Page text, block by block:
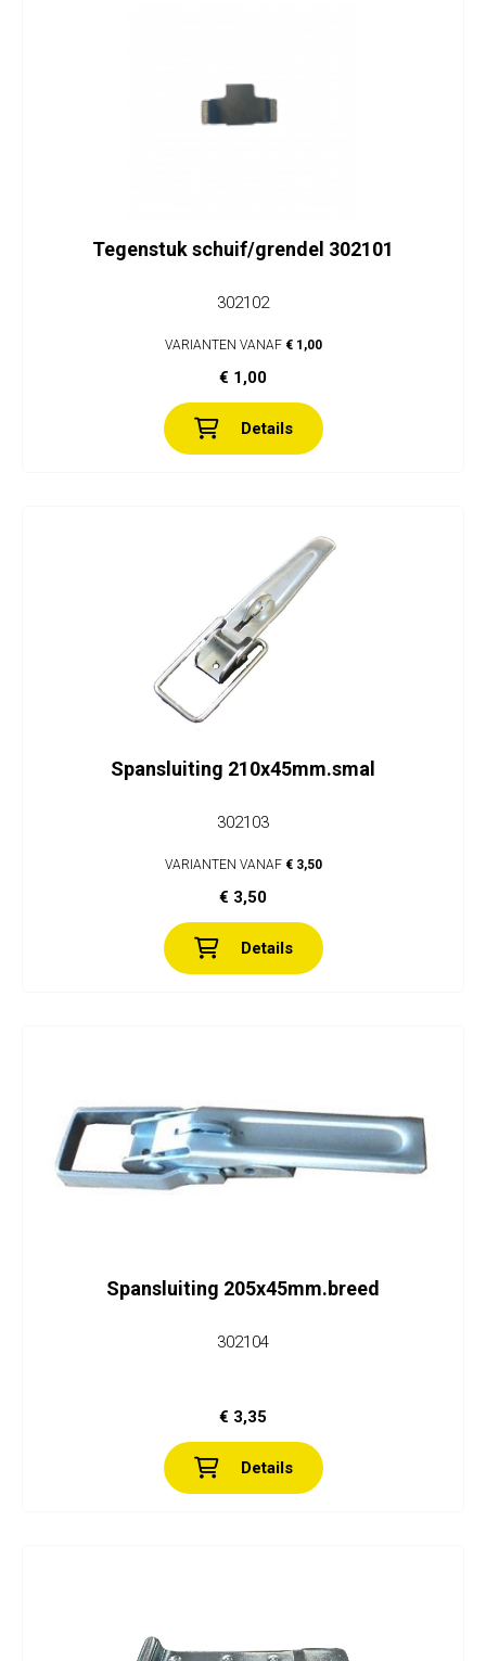
Tegenstuk schuif/grendel 302101
302102
VARIANTEN VANAF € 1,00
€ 1,00
Details
Spansluiting 210x45mm.smal
302103
VARIANTEN VANAF € 3,50
€ 3,50
Details
Spansluiting 205x45mm.breed
302104
€ 3,35
Details